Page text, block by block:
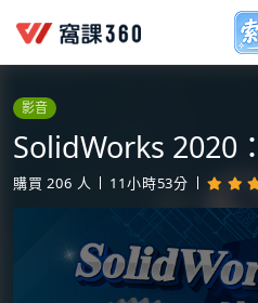
今天想要學什麼?
影音
SolidWorks 2020
購買 206 人 11小時53分